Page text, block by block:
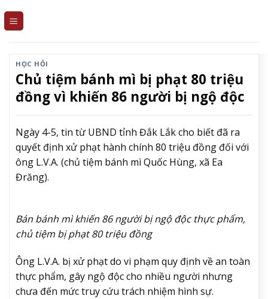
HỌC HỎI
Chủ tiệm bánh mì bị phạt 80 triệu
đồng vì khiến 86 người bị ngộ độc
Ngày 4-5, tin từ UBND tỉnh Đắk Lắk cho biết đã ra
quyết định xử phạt hành chính 80 triệu đồng đối với
ông L.V.A. (chủ tiệm bánh mì Quốc Hùng, xã Ea
Đrăng).
Bán bánh mì khiến 86 người bị ngộ độc thực phẩm,
chủ tiệm bị phạt 80 triệu đồng
Ông L.V.A. bị xử phạt do vi phạm quy định về an toàn
thực phẩm, gây ngộ độc cho nhiều người nhưng
chưa đến mức truy cứu trách nhiệm hình sự.